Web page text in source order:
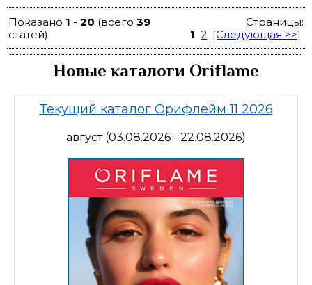
Показано 1 - 20 (всего 39
статей)
Страницы:
1 2 [Следующая >>]
Новые каталоги Oriflame
Текущий каталог Орифлейм 11 2026
август (03.08.2026 - 22.08.2026)